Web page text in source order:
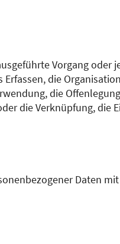
Vorgang oder
die
die
die Verknüpfung, die
Daten